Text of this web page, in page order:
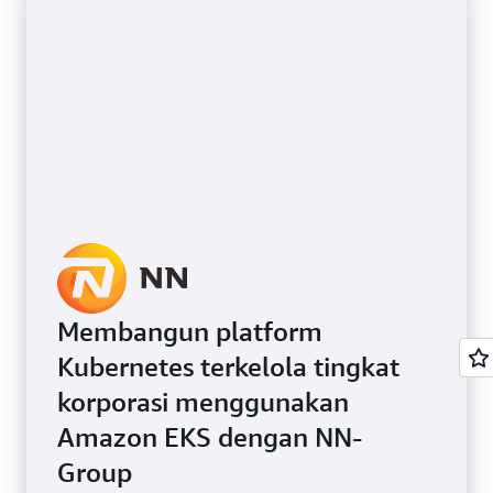
Membangun platform
Kubernetes terkelola tingkat
korporasi menggunakan
Amazon EKS dengan NN-
Group